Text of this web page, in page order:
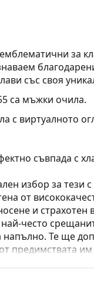
за
със своя
са мъжки очила.
с виртуалното
съвпада с
избор за тези
от
и страхотен
често
Те ще
предимствата